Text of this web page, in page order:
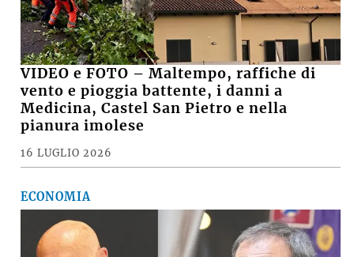
VIDEO e FOTO – Maltempo, raffiche di
vento e pioggia battente, i danni a
Medicina, Castel San Pietro e nella
pianura imolese
16 LUGLIO 2026
ECONOMIA